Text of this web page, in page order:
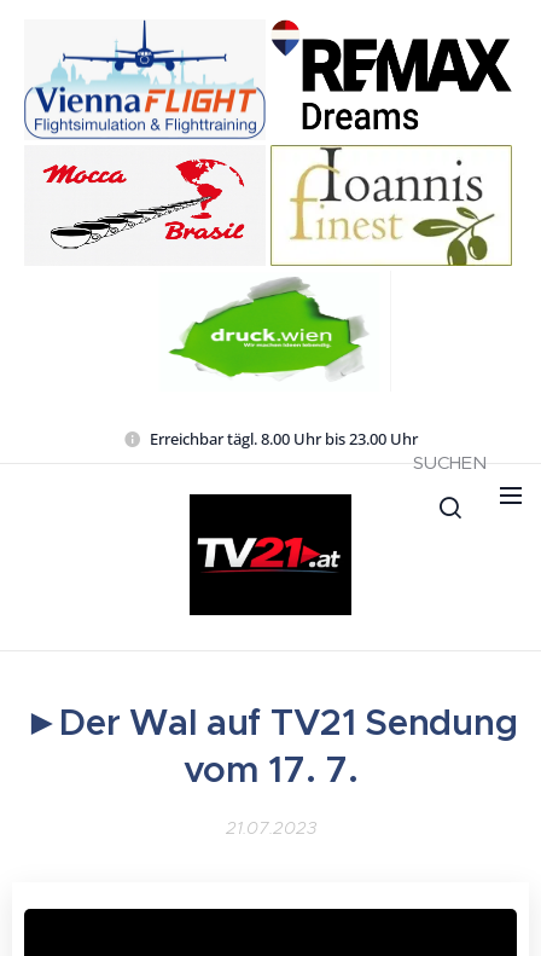
Erreichbar tägl. 8.00 Uhr bis 23.00 Uhr
SUCHEN
►Der Wal auf TV21 Sendung
vom 17. 7.
21.07.2023